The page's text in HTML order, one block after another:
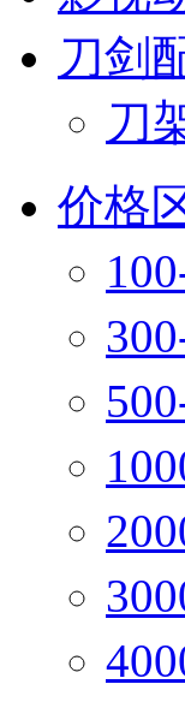
刀剑
刀
价格